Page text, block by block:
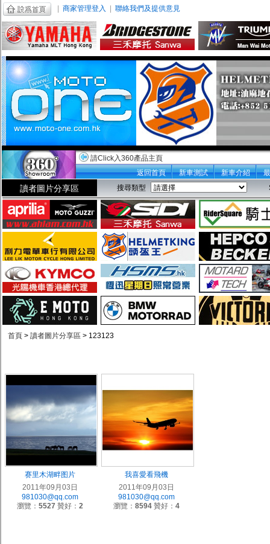
商家管理登入 聯絡我們及提供意見
請Click入360產品主頁
返回首頁
新車測試 新車介紹
讀者圖片分享區 搜尋類型
首頁 > 讀者圖片分享區 > 123123
赛里木湖畔图片
2011年09月03日
981030@qq.com
瀏覽： 5527 贊好： 2
我喜愛看飛機
2011年09月03日
981030@qq.com
瀏覽： 8594贊好： 4